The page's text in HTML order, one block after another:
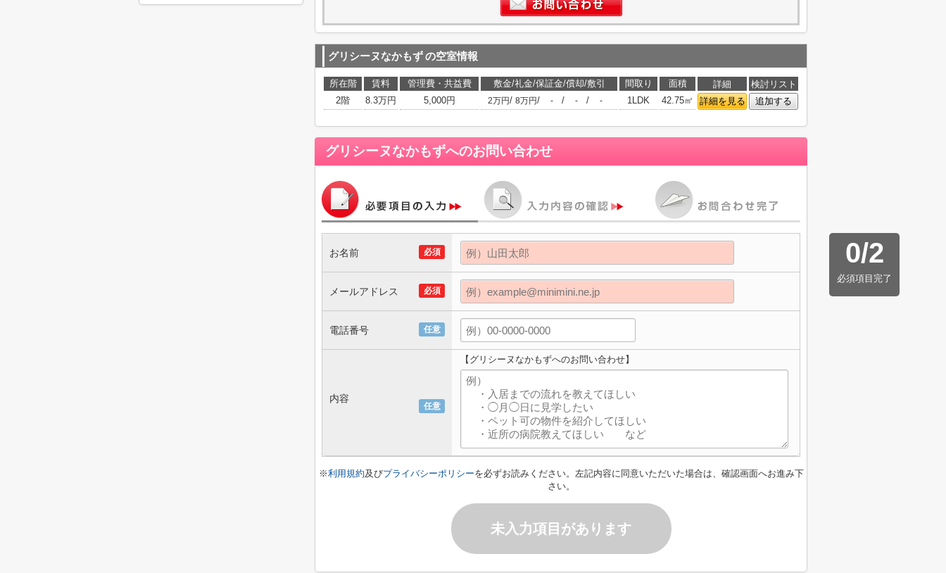
グリシーヌなかもずの空室情報
所在階 賃料 管理費・共益費 敷金/礼金/保証金/償却/敷引 間取り 面積 詳細
検討リスト
2階
8.3万円 5,000円 2万円/ 8万円/ - / - / - 1LDK 42.75㎡ 詳細を見る 追加する
グリシーヌなかもずへのお問い合わせ
0/2
必須項目完了
必須
お名前
必須
メールアドレス
任意
電話番号
任意
内容
【グリシーヌなかもずへのお問い合わせ】
※利用規約及びプライバシーポリシーを必ずお読みください。左記内容に同意いただいた場合は、確認画面へお進み下
さい。
未入力項目があります